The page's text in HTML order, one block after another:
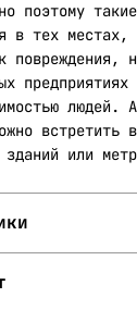
поэтому
в тех местах,
повреждения,
людей.
встретить
или